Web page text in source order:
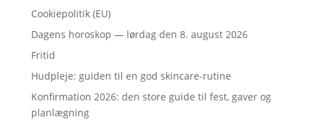
Cookiepolitik (EU)
Dagens horoskop — lørdag den 8. august 2026
Fritid
Hudpleje: guiden til en god skincare-rutine
Konfirmation 2026: den store guide til fest, gaver og
planlægning